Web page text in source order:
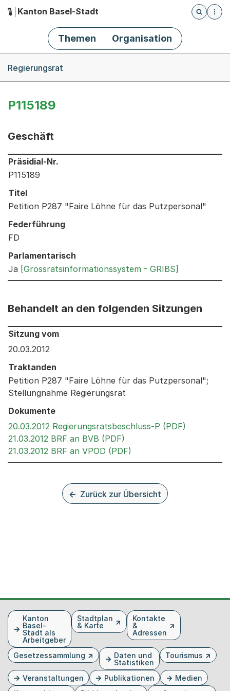
Hauptnavigation
Kanton Basel-Stadt
Öffnet
Themen Organisation
Regierungsrat
P115189
Geschäft
Informationen zum Ausgewählten Geschäft
Präsidial-Nr.
P115189
Titel
Petition P287 "Faire Löhne für das Putzpersonal"
Federführung
FD
Parlamentarisch
Ja [Grossratsinformationssystem - GRIBS]
Behandelt an den folgenden Sitzungen
Behandelt an den folgenden Sitzungen: Informationen
Sitzung vom
20.03.2012
Traktanden
Petition P287 "Faire Löhne für das Putzpersonal";
Stellungnahme Regierungsrat
Dokumente
20.03.2012 Regierungsratsbeschluss-P (PDF)
21.03.2012 BRF an BVB (PDF)
21.03.2012 BRF an VPOD (PDF)
Zurück zur Übersicht
FusszeileKanton
Basel-
Stadt als
Arbeitgeber
Stadtplan
& Karte
Kontakte
&
Adressen
Gesetzessammlung
Daten und
Statistiken
Tourismus
Veranstaltungen Publikationen
Medien